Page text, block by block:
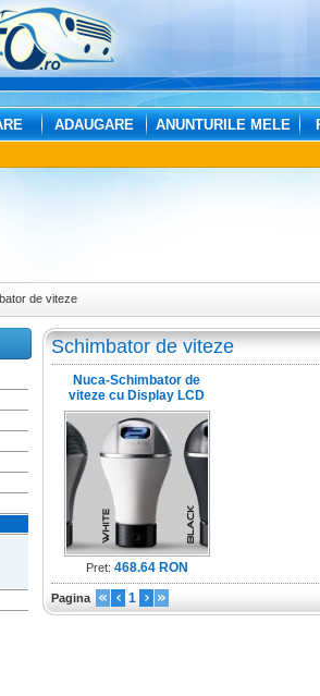
ADAUGARE ANUNTURILE MELE
de viteze
Schimbator de viteze
Nuca-Schimbator de
viteze cu Display LCD
Pret: 468.64 RON
Pagina 1